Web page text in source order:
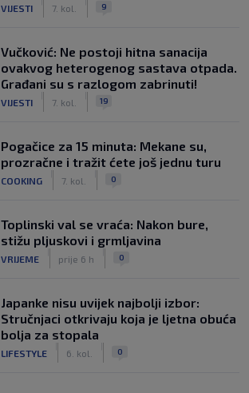
VIJESTI 7. kol. 9
Vučković: Ne postoji hitna sanacija
ovakvog heterogenog sastava otpada.
Građani su s razlogom zabrinuti!
VIJESTI 7. kol. 19
Pogačice za 15 minuta: Mekane su,
prozračne i tražit ćete još jednu turu
COOKING 7. kol. 0
Toplinski val se vraća: Nakon bure,
stižu pljuskovi i grmljavina
VRIJEME prije 6 h 0
Japanke nisu uvijek najbolji izbor:
Stručnjaci otkrivaju koja je ljetna obuća
bolja za stopala
LIFESTYLE 6. kol. 0